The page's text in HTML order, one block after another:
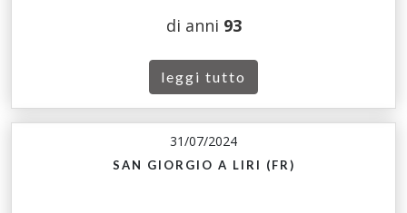
di anni 93
leggi tutto
31/07/2024
SAN GIORGIO A LIRI (FR)